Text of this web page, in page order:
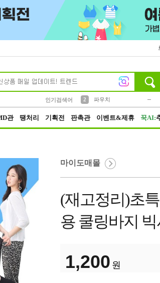
인기검색어
2
파우치
관 땡처리 기획전 판촉관 이벤트&제휴 꾹AI:
마이도매몰
(재고정리)초
용 쿨링바지
1,200 원